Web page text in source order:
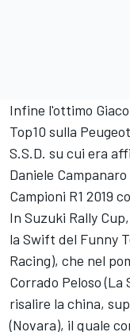
Infine l'ottimo
Top10 sulla
S.S.D. su cui era
Daniele
Campioni R1 2019
In Suzuki Rally
la Swift del Funny
Racing), che nel
Corrado Peloso
risalire la china,
(Novara), il quale